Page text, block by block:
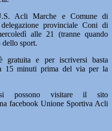
Acli Marche e Comune di
provinciale Coni di
alle 21 (tranne quando
dello sport.
gratuita e per iscriversi basta
15 minuti prima del via per la
possono visitare il sito
facebook Unione Sportiva Acli